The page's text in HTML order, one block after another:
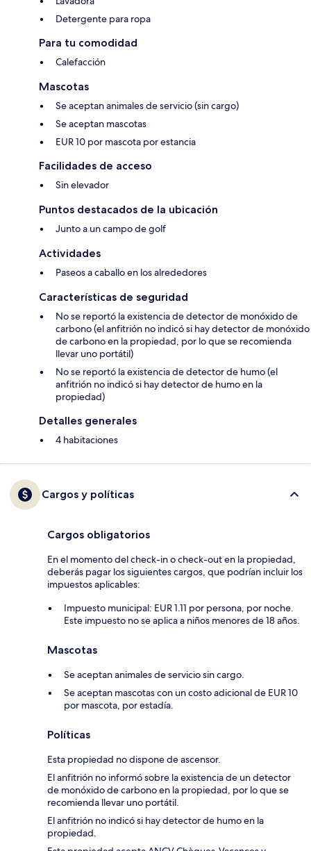
Detergente para ropa
Para tu comodidad
Calefacción
Mascotas
Se aceptan animales de servicio (sin cargo)
Se aceptan mascotas
EUR 10 por mascota por estancia
Facilidades de acceso
Sin elevador
Puntos destacados de la ubicación
Junto a un campo de golf
Actividades
Paseos a caballo en los alrededores
Características de seguridad
No se reportó la existencia de detector de monóxido de
carbono (el anfitrión no indicó si hay detector de monóxido
de carbono en la propiedad, por lo que se recomienda
llevar uno portátil)
No se reportó la existencia de detector de humo (el
anfitrión no indicó si hay detector de humo en la
propiedad)
Detalles generales
4 habitaciones
Cargos y políticas
Cargos obligatorios
En el momento del check-in o check-out en la propiedad,
deberás pagar los siguientes cargos, que podrían incluir los
impuestos aplicables:
Impuesto municipal: EUR 1.11 por persona, por noche.
Este impuesto no se aplica a niños menores de 18 años.
Mascotas
Se aceptan animales de servicio sin cargo.
Se aceptan mascotas con un costo adicional de EUR 10
por mascota, por estadía.
Políticas
Esta propiedad no dispone de ascensor.
El anfitrión no informó sobre la existencia de un detector
de monóxido de carbono en la propiedad, por lo que se
recomienda llevar uno portátil.
El anfitrión no indicó si hay detector de humo en la
propiedad.